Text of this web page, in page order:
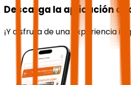
Descarga la aplicación
¡Y disfruta de una experiencia